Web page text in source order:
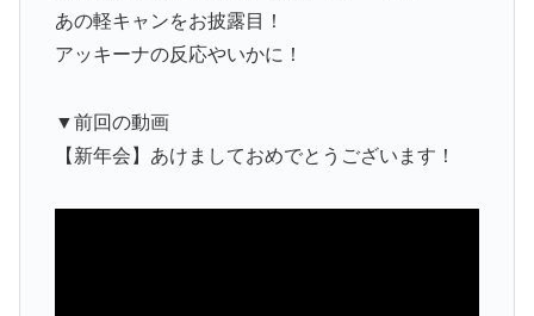
あの軽キャンをお披露目！
アッキーナの反応やいかに！
▼前回の動画
【新年会】あけましておめでとうございます！